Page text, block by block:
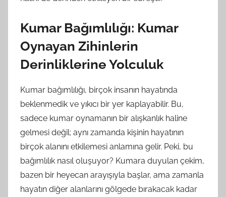
Kumar Bağımlılığı: Kumar
Oynayan Zihinlerin
Derinliklerine Yolculuk
Kumar bağımlılığı, birçok insanın hayatında
beklenmedik ve yıkıcı bir yer kaplayabilir. Bu,
sadece kumar oynamanın bir alışkanlık haline
gelmesi değil; aynı zamanda kişinin hayatının
birçok alanını etkilemesi anlamına gelir. Peki, bu
bağımlılık nasıl oluşuyor? Kumara duyulan çekim,
bazen bir heyecan arayışıyla başlar, ama zamanla
hayatın diğer alanlarını gölgede bırakacak kadar